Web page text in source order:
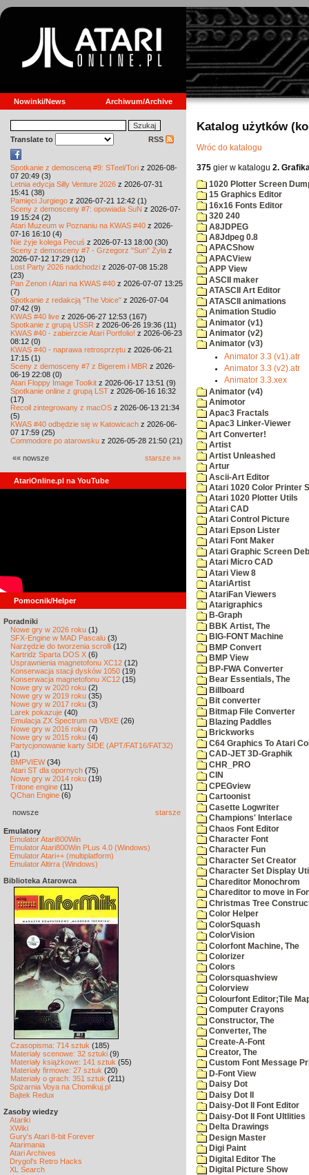
Nowinki/News Archiwum/Archive
Translate to RSS
Spotkanie z demosceną #9: STeel/Tori z 2026-08-
07 20:49 (3)
Letnia edycja Silly Venture 2026 z 2026-07-31
15:41 (38)
Pamięci Jurgiego z 2026-07-21 12:42 (1)
Sceny z demosceny #7: opowiada SuN z 2026-07-
19 15:24 (2)
Atari Muzeum w Poznaniu na KWAS #40 z 2026-
07-16 16:10 (4)
Nie żyje kolega Pecuś z 2026-07-13 18:00 (30)
Sceny z demosceny #7 - Grzegorz "Sun" Żyła z
2026-07-12 17:29 (12)
Lost Party 2026 nadchodzi z 2026-07-08 15:28
(23)
Pan Zenon i Atari na KWAS #40 z 2026-07-07 13:25
(7)
Spotkanie z redakcją "The Voice" z 2026-07-04
07:42 (9)
KWAS #40 live z 2026-06-27 12:53 (167)
Spotkanie z grupą USSR z 2026-06-26 19:36 (11)
KWAS #40 - zabierzcie Atari Portfolio! z 2026-06-23
08:12 (0)
KWAS #40 - naprawa retrosprzętu z 2026-06-21
17:15 (1)
Sceny z demosceny #7 z Bigerem i MBR z 2026-
06-19 22:08 (0)
Atari Floppy Image Toolkit z 2026-06-17 13:51 (9)
Spotkanie online z grupą LST z 2026-06-16 16:32
(17)
Recoil zintegrowany z macOS z 2026-06-13 21:34
(5)
KWAS #40 odbędzie się w Katowicach z 2026-06-
07 17:59 (25)
Commodore po atarowsku z 2026-05-28 21:50 (21)
«« nowsze starsze »»
AtariOnline.pl na YouTube
Pomocnik/Helper
Poradniki
Nowe gry w 2026 roku (1)
SFX-Engine w MAD Pascalu (3)
Narzędzie do tworzenia scrolli (12)
Kartridż Sparta DOS X (6)
Usprawnienia magnetofonu XC12 (12)
Konserwacja stacji dysków 1050 (19)
Konserwacja magnetofonu XC12 (15)
Nowe gry w 2020 roku (2)
Nowe gry w 2019 roku (35)
Nowe gry w 2017 roku (3)
Larek pokazuje (40)
Emulacja ZX Spectrum na VBXE (26)
Nowe gry w 2016 roku (7)
Nowe gry w 2015 roku (4)
Partycjonowanie karty SIDE (APT/FAT16/FAT32)
(1)
BMPVIEW(34)
Atari ST dla opornych (75)
Nowe gry w 2014 roku (19)
Tritone engine (11)
QChan Engine (6)
nowsze starsze
Emulatory
Emulator Atari800Win
Emulator Atari800Win PLus 4.0 (Windows)
Emulator Atari++ (multiplatform)
Emulator Altirra (Windows)
Biblioteka Atarowca
Czasopisma: 714 sztuk (185)
Materiały scenowe: 32 sztuki (9)
Materiały książkowe: 141 sztuk (55)
Materiały firmowe: 27 sztuk (20)
Materiały o grach: 351 sztuk (211)
Spiżarnia Voya na Chomikuj.pl
Bajtek Redux
Zasoby wiedzy
Atariki
XWiki
Gury's Atari 8-bit Forever
Atarimania
Atari Archives
Drygol's Retro Hacks
XL Search
Katalog użytków
Wróc do katalogu
375 gier w katalogu 2.
1020 Plotter Screen
15 Graphics Editor
16x16 Fonts Editor
320 240
A8JDPEG
A8Jdpeg 0.8
APACShow
APACView
APP View
ASCII maker
ATASCII Art Editor
ATASCII animations
Animation Studio
Animator (v1)
Animator (v2)
Animator (v3)
Animator 3.3 (v1).atr
Animator 3.3 (v2).atr
Animator 3.3.xex
Animator (v4)
Animotor
Apac3 Fractals
Apac3 Linker-Viewer
Art Converter!
Artist
Artist Unleashed
Artur
Ascii-Art Editor
Atari 1020 Color Printer
Atari 1020 Plotter Utils
Atari CAD
Atari Control Picture
Atari Epson Lister
Atari Font Maker
Atari Graphic Screen
Atari Micro CAD
Atari View 8
AtariArtist
AtariFan Viewers
Atarigraphics
B-Graph
BBK Artist, The
BIG-FONT Machine
BMP Convert
BMP View
BP-FWA Converter
Bear Essentials, The
Billboard
Bit converter
Bitmap File Converter
Blazing Paddles
Brickworks
C64 Graphics To Atari
CAD-JET 3D-Graphik
CHR_PRO
CIN
CPEGview
Cartoonist
Casette Logwriter
Champions' Interlace
Chaos Font Editor
Character Font
Character Fun
Character Set Creator
Character Set Display
Chareditor Monochrom
Chareditor to move in
Christmas Tree
Color Helper
ColorSquash
ColorVision
Colorfont Machine, The
Colorizer
Colors
Colorsquashview
Colorview
Colourfont Editor;Tile
Computer Crayons
Constructor, The
Converter, The
Create-A-Font
Creator, The
Custom Font Message
D-Font View
Daisy Dot
Daisy Dot II
Daisy-Dot II Font Editor
Daisy-Dot II Font Ultlities
Delta Drawings
Design Master
Digi Paint
Digital Editor The
Digital Picture Show